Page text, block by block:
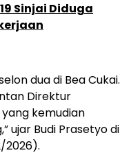
Sinjai Diduga
dua di Bea Cukai.
Direktur
kemudian
ujar Budi Prasetyo di
2026).